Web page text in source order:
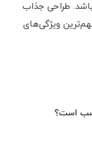
طراحی جذاب
ویژگی‌های
است؟